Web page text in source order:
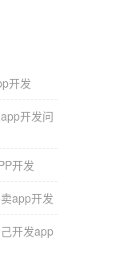
开发
开发问
开发
app开发
开发app